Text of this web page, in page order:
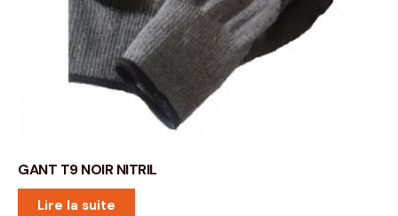
GANT T9 NOIR NITRIL
Lire la suite